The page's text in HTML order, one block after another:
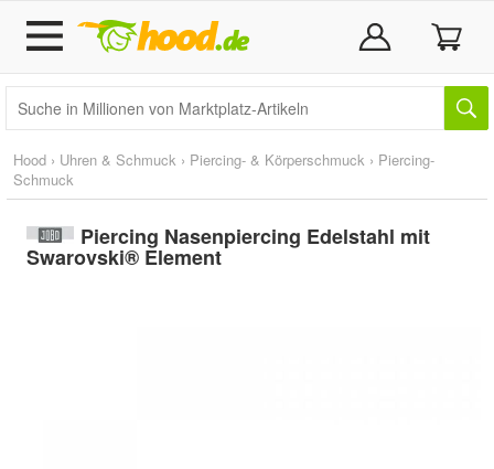
Hood › Uhren & Schmuck › Piercing- & Körperschmuck › Piercing-
Schmuck
Piercing Nasenpiercing Edelstahl mit
Swarovski® Element